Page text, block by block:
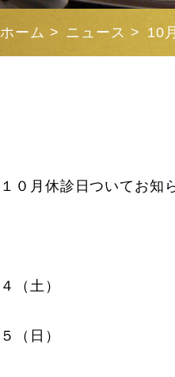
ホーム > ニュース > 10
１０月休診日ついてお知
４（土）
５（日）